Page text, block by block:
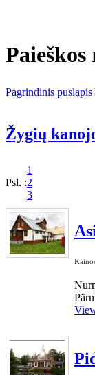
Pagrindinis puslapis
Žygių
Psl. :
1
2
3